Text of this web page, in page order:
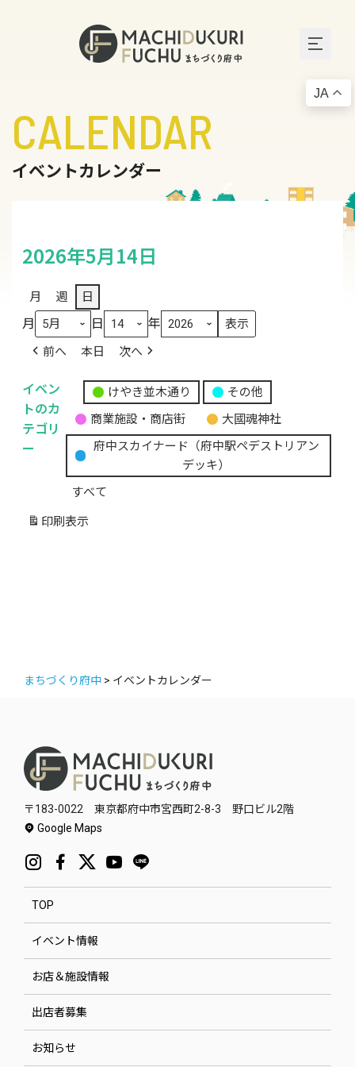
CALENDAR
イベントカレンダー
2026年5月14日
月 週 日
月 日 年
前へ 本日 次へ
イベン
トのカ
テゴリ
ー
無
題
の
カ
テ
ゴ
リ
けやき並木通り
その他
商業施設・商店街
大國魂神社
府中スカイナード（府中駅ペデストリアン
デッキ）
すべて
印刷 表示
まちづくり府中 > イベントカレンダー
〒183-0022 東京都府中市宮西町2-8-3 野口ビル2階
Google Maps
TOP
イベント情報
お店＆施設情報
出店者募集
お知らせ
JA